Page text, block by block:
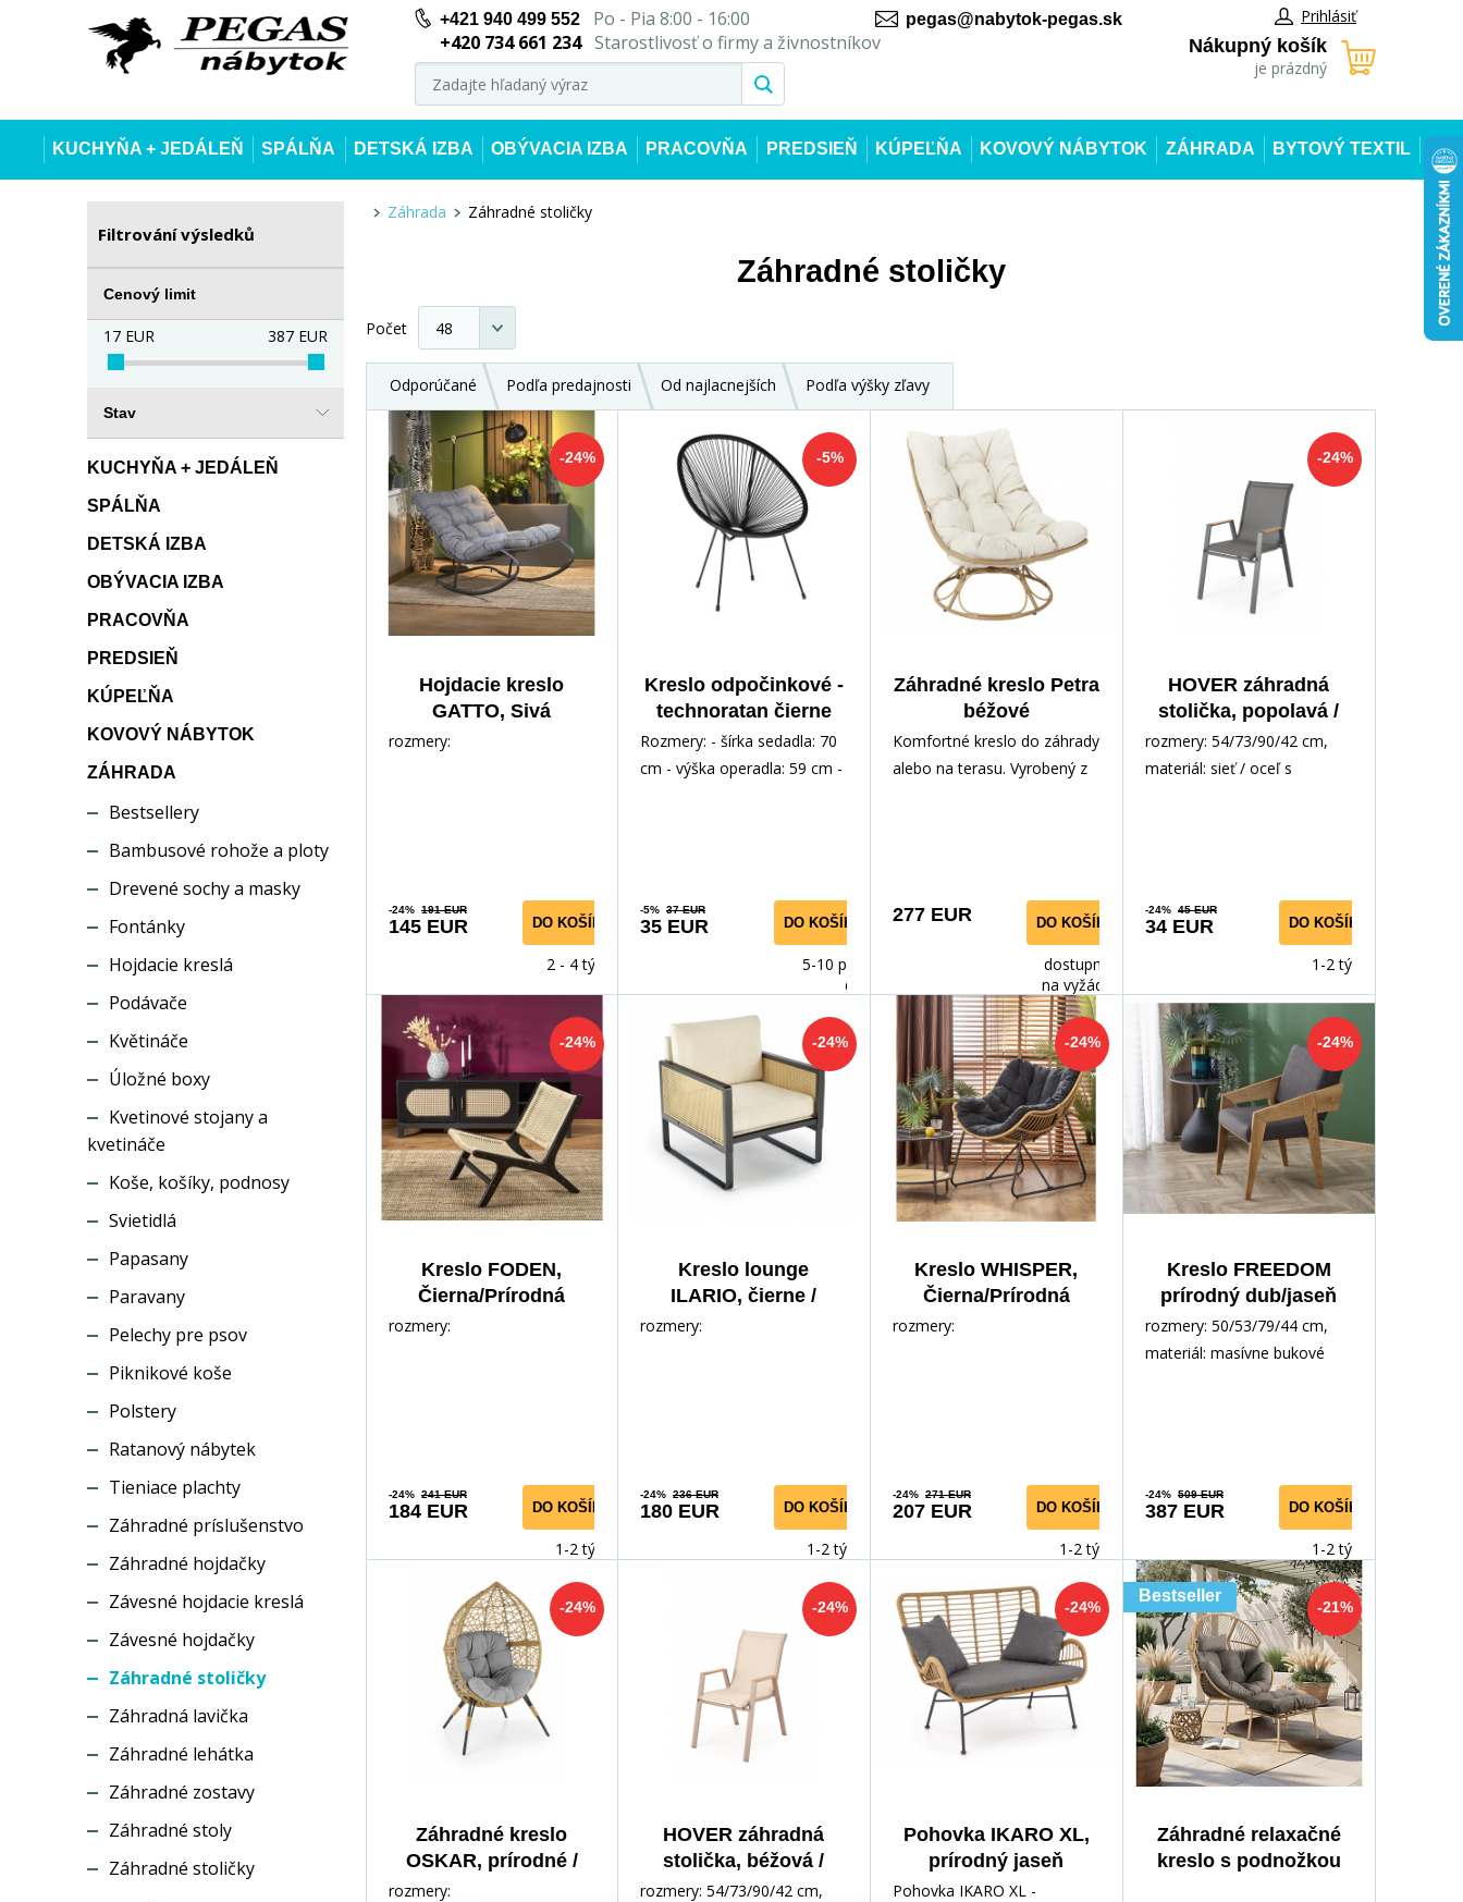
+421 940 499 552
Po - Pia 8:00 - 16:00
+420 734 661 234 Starostlivosť o firmy a živnostníkov
pegas@nabytok-pegas.sk Prihlásiť
Nákupný košík
je prázdný
KUCHYŇA + JEDÁLEŇ SPÁLŇA DETSKÁ IZBA OBÝVACIA IZBA PRACOVŇA PREDSIEŇ KÚPEĽŇA KOVOVÝ NÁBYTOK ZÁHRADA BYTOVÝ TEXTIL
Filtrování výsledků
Cenový limit
17 EUR 387 EUR
Stav
KUCHYŇA + JEDÁLEŇ
SPÁLŇA
DETSKÁ IZBA
OBÝVACIA IZBA
PRACOVŇA
PREDSIEŇ
KÚPEĽŇA
KOVOVÝ NÁBYTOK
ZÁHRADA
Bestsellery
Bambusové rohože a ploty
Drevené sochy a masky
Fontánky
Hojdacie kreslá
Podávače
Květináče
Úložné boxy
Kvetinové stojany a
kvetináče
Koše, košíky, podnosy
Svietidlá
Papasany
Paravany
Pelechy pre psov
Piknikové koše
Polstery
Ratanový nábytek
Tieniace plachty
Záhradné príslušenstvo
Záhradné hojdačky
Závesné hojdacie kreslá
Závesné hojdačky
Záhradné stoličky
Záhradná lavička
Záhradné lehátka
Záhradné zostavy
Záhradné stoly
Záhradné stoličky
Záhrada Záhradné stoličky
Záhradné stoličky
Počet
Odporúčané Podľa predajnosti Od najlacnejších Podľa výšky zľavy
-24%
Hojdacie kreslo
GATTO, Sivá
rozmery:
-24% 191 EUR
145 EUR DO KOŠÍKA
2 - 4 týdny
-5%
Kreslo odpočinkové -
technoratan čierne
K15-FXJG
Rozmery: - šírka sedadla: 70
cm - výška operadla: 59 cm -
-5% 37 EUR
35 EUR DO KOŠÍKA
5-10 prac.
dnů
Záhradné kreslo Petra
béžové
Komfortné kreslo do záhrady
alebo na terasu. Vyrobený z
277 EUR DO KOŠÍKA
dostupnost
na vyžádání
-24%
HOVER záhradná
stolička, popolavá /
antracitová (1p=1ks)
rozmery: 54/73/90/42 cm,
materiál: sieť / oceľ s
-24% 45 EUR
34 EUR DO KOŠÍKA
1-2 týdny
-24%
Kreslo FODEN,
Čierna/Prírodná
rozmery:
-24% 241 EUR
184 EUR DO KOŠÍKA
1-2 týdny
-24%
Kreslo lounge
ILARIO, čierne /
rozmery:
-24% 236 EUR
180 EUR DO KOŠÍKA
1-2 týdny
-24%
Kreslo WHISPER,
Čierna/Prírodná
rozmery:
-24% 271 EUR
207 EUR DO KOŠÍKA
1-2 týdny
-24%
Kreslo FREEDOM
prírodný dub/jaseň
rozmery: 50/53/79/44 cm,
materiál: masívne bukové
-24% 509 EUR
387 EUR DO KOŠÍKA
1-2 týdny
-24%
Záhradné kreslo
OSKAR, prírodné /
svetlý jaseň
rozmery:
-24%
HOVER záhradná
stolička, béžová /
cappuccino (1p=1ks)
rozmery: 54/73/90/42 cm,
-24%
Pohovka IKARO XL,
prírodný jaseň
Pohovka IKARO XL -
-21%
Bestseller
Záhradné relaxačné
kreslo s podnožkou